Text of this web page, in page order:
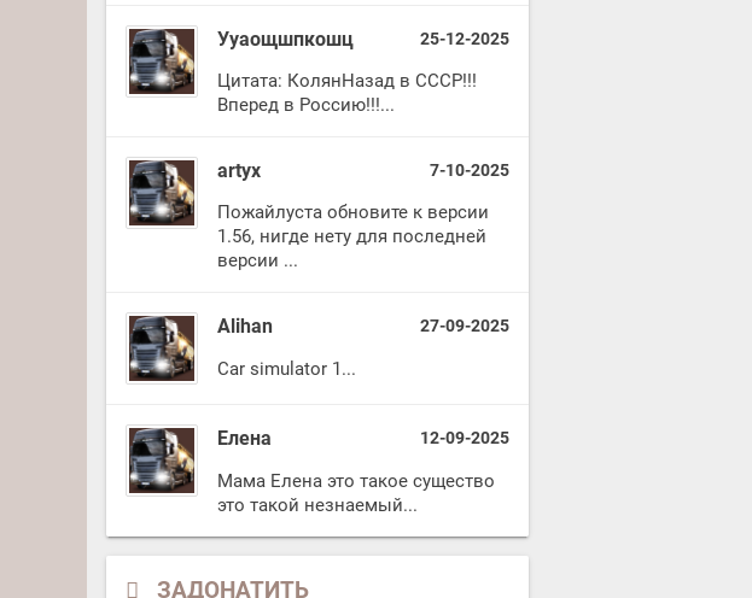
Ууаощшпкошц 25-12-2025
Цитата: КолянНазад в СССР!!!
Вперед в Россию!!!...
artyx 7-10-2025
Пожайлуста обновите к версии
1.56, нигде нету для последней
версии ...
Alihan 27-09-2025
Car simulator 1...
Елена 12-09-2025
Мама Елена это такое существо
это такой незнаемый...
ЗАДОНАТИТЬ